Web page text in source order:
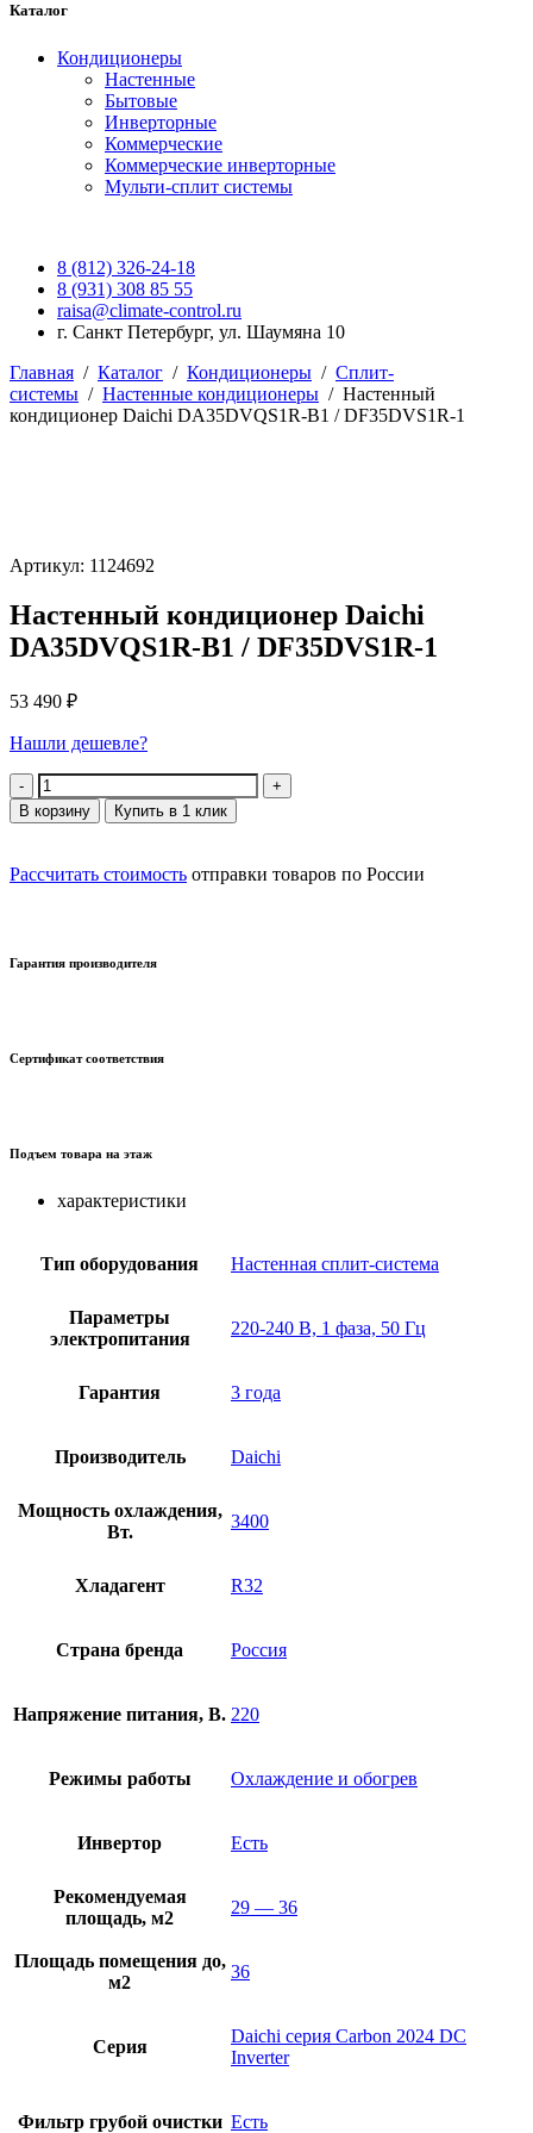
Каталог
Кондиционеры
Настенные
Бытовые
Инверторные
Коммерческие
Коммерческие инверторные
Мульти-сплит системы
8 (812) 326-24-18
8 (931) 308 85 55
raisa@climate-control.ru
г. Санкт Петербург, ул. Шаумяна 10
Главная / Каталог / Кондиционеры / Сплит-
системы / Настенные кондиционеры / Настенный
кондиционер Daichi DA35DVQS1R-B1 / DF35DVS1R-1
Артикул: 1124692
Настенный кондиционер Daichi
DA35DVQS1R-B1 / DF35DVS1R-1
53 490 ₽
Нашли дешевле?
Количество
В корзину Купить в 1 клик
Рассчитать стоимость отправки товаров по России
Гарантия производителя
Сертификат соответствия
Подъем товара на этаж
характеристики
Тип оборудования Настенная сплит-система
Параметры
электропитания
220-240 В, 1 фаза, 50 Гц
Гарантия 3 года
Производитель Daichi
Мощность охлаждения,
Вт.
3400
Хладагент R32
Страна бренда Россия
Напряжение питания, В. 220
Режимы работы Охлаждение и обогрев
Инвертор Есть
Рекомендуемая
площадь, м2
29 — 36
Площадь помещения до,
м2
36
Серия
Daichi серия Carbon 2024 DC
Inverter
Фильтр грубой очистки Есть